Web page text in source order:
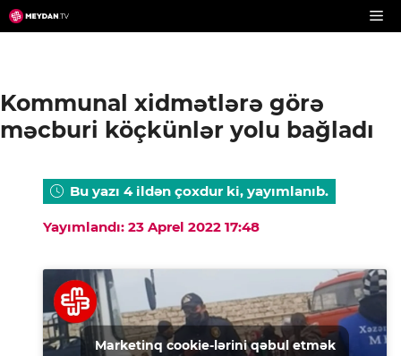
Skip
to
Kommunal xidmətlərə görə
məcburi köçkünlər yolu bağladı
Bu yazı 4 ildən çoxdur ki, yayımlanıb.
Yayımlandı: 23 Aprel 2022 17:48
Marketinq cookie-lərini qəbul etmək